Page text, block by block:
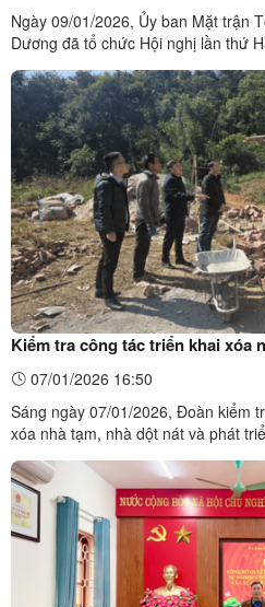
Ngày 09/01/2026, Ủy ban Mặt trận
Dương đã tổ chức Hội nghị lần thứ
hội năm 2025, triển khai phương
cảnh Hội nghị tổng kếtDự và chỉ
Kiểm tra công tác triển khai xóa
Nặm Đảng xã Xuân Dương
07/01/2026 16:50
Sáng ngày 07/01/2026, Đoàn kiểm
xóa nhà tạm, nhà dột nát và phát
Ban Chỉ đạo làm Trưởng đoàn đã có
xây dựng xóa nhà tạm, nhà dột nát